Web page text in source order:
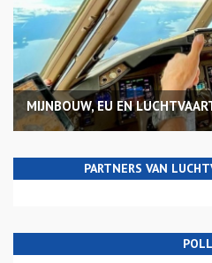
MIJNBOUW, EU EN
PARTNERS VAN
POLL